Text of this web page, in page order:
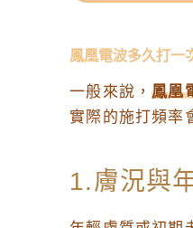
鳳凰電波多久打一
一般來說，鳳凰
實際的施打頻率
1.膚況與